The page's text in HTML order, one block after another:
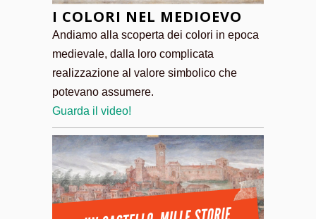
I COLORI NEL MEDIOEVO
Andiamo alla scoperta dei colori in epoca
medievale, dalla loro complicata
realizzazione al valore simbolico che
potevano assumere.
Guarda il video!